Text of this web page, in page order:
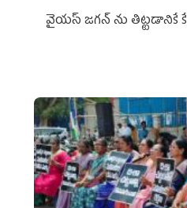
వైయ‌స్ జగన్‌ ను తిట్టడానికే